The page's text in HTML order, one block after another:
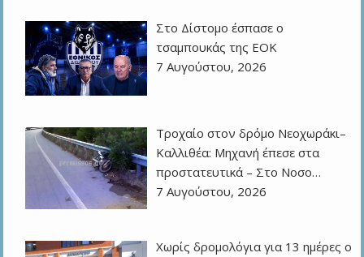
Στο Δίστομο έσπασε ο
τσαμπουκάς της ΕΟΚ
7 Αυγούστου, 2026
Τροχαίο στον δρόμο Νεοχωράκι–
Καλλιθέα: Μηχανή έπεσε στα
προστατευτικά – Στο Νοσο…
7 Αυγούστου, 2026
Χωρίς δρομολόγια για 13 ημέρες ο